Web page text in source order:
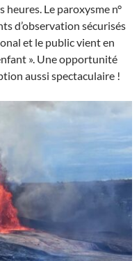
Le paroxysme n°
d’observation sécurisés
et le public vient en
». Une opportunité
aussi spectaculaire !